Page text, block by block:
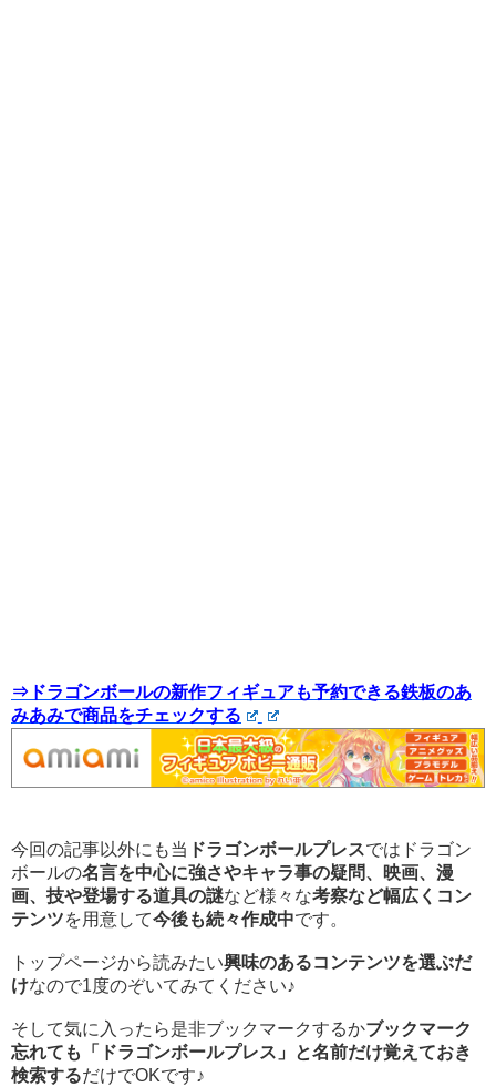
⇒ドラゴンボールの新作フィギュアも予約できる鉄板のあ
みあみで商品をチェックする
今回の記事以外にも当 ドラゴンボールプレスではドラゴン
ボールの名言を中心に強さやキャラ事の疑問、映画、漫
画、技や登場する道具の謎など様々な考察など幅広くコン
テンツを用意して今後も続々作成中です。
トップページから読みたい興味のあるコンテンツを選ぶだ
けなので1度のぞいてみてください♪
そして気に入ったら是非ブックマークするかブックマーク
忘れても「ドラゴンボールプレス」と名前だけ覚えておき
検索するだけでOKです♪